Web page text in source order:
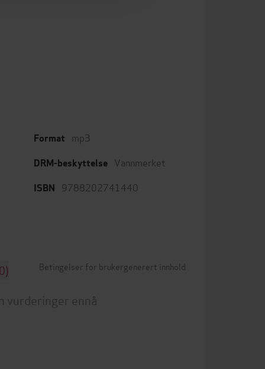
Format mp3
DRM-beskyttelse Vannmerket
ISBN 9788202741440
Betingelser for brukergenerert innhold
vurderinger ennå